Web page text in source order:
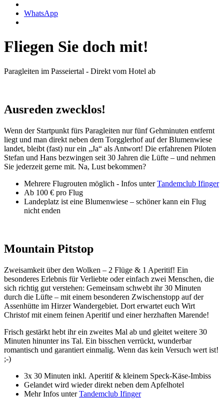
WhatsApp
Fliegen Sie doch mit!
Paragleiten im Passeiertal - Direkt vom Hotel ab
Ausreden zwecklos!
Wenn der Startpunkt fürs Paragleiten nur fünf Gehminuten entfernt
liegt und man direkt neben dem Torgglerhof auf der Blumenwiese
landet, bleibt (fast) nur ein „Ja“ als Antwort! Die erfahrenen Piloten
Stefan und Hans bezwingen seit 30 Jahren die Lüfte – und nehmen
Sie jederzeit gerne mit. Na, Lust bekommen?
Mehrere Flugrouten möglich - Infos unterTandemclub Ifinger
Ab 100 € pro Flug
Landeplatz ist eine Blumenwiese – schöner kann ein Flug
nicht enden
Mountain Pitstop
Zweisamkeit über den Wolken – 2 Flüge & 1 Aperitif! Ein
besonderes Erlebnis für Verliebte oder einfach zwei Menschen, die
sich richtig gut verstehen: Gemeinsam schwebt ihr 30 Minuten
durch die Lüfte – mit einem besonderen Zwischenstopp auf der
Assenhütte im Hirzer Wandergebiet. Dort erwartet euch Wirt
Christof mit einem feinen Aperitif und einer herzhaften Marende!
Frisch gestärkt hebt ihr ein zweites Mal ab und gleitet weitere 30
Minuten hinunter ins Tal. Ein bisschen verrückt, wunderbar
romantisch und garantiert einmalig. Wenn das kein Versuch wert ist!
;-)
3x 30 Minuten inkl. Aperitif & kleinem Speck-Käse-Imbiss
Gelandet wird wieder direkt neben dem Apfelhotel
Mehr Infos unterTandemclub Ifinger